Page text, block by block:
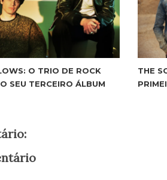
O TRIO DE ROCK
SEU TERCEIRO ÁLBUM
THE